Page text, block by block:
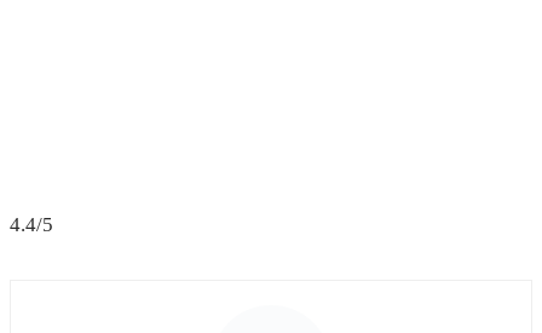
4.4/5